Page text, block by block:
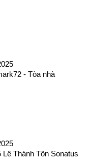
- Tòa nhà
Thánh Tôn Sonatus